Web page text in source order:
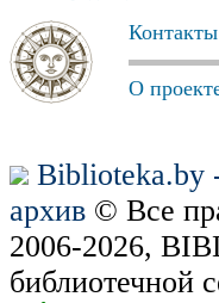
О
Biblioteka.by
архив © Все
2006-2026,
библиотечной